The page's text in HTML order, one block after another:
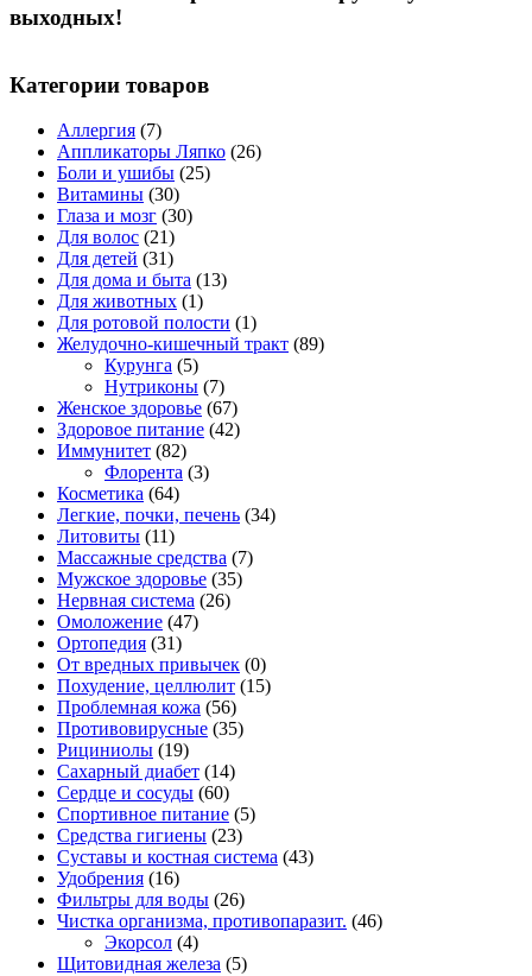
выходных!
Категории товаров
Аллергия (7)
Аппликаторы Ляпко (26)
Боли и ушибы (25)
Витамины (30)
Глаза и мозг (30)
Для волос (21)
Для детей (31)
Для дома и быта (13)
Для животных (1)
Для ротовой полости (1)
Желудочно-кишечный тракт (89)
Курунга (5)
Нутриконы (7)
Женское здоровье (67)
Здоровое питание (42)
Иммунитет (82)
Флорента (3)
Косметика (64)
Легкие, почки, печень (34)
Литовиты (11)
Массажные средства (7)
Мужское здоровье (35)
Нервная система (26)
Омоложение (47)
Ортопедия (31)
От вредных привычек (0)
Похудение, целлюлит (15)
Проблемная кожа (56)
Противовирусные (35)
Рициниолы (19)
Сахарный диабет (14)
Сердце и сосуды (60)
Спортивное питание (5)
Средства гигиены (23)
Суставы и костная система (43)
Удобрения (16)
Фильтры для воды (26)
Чистка организма, противопаразит. (46)
Экорсол (4)
Щитовидная железа (5)